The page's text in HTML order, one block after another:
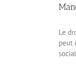
Le
peut